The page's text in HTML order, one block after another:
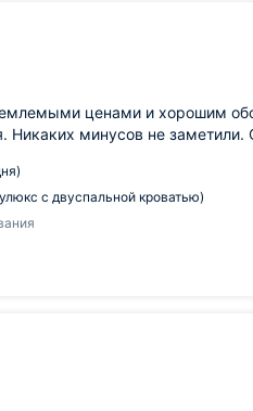
ценами и хорошим
Никаких минусов не
с двуспальной кроватью)